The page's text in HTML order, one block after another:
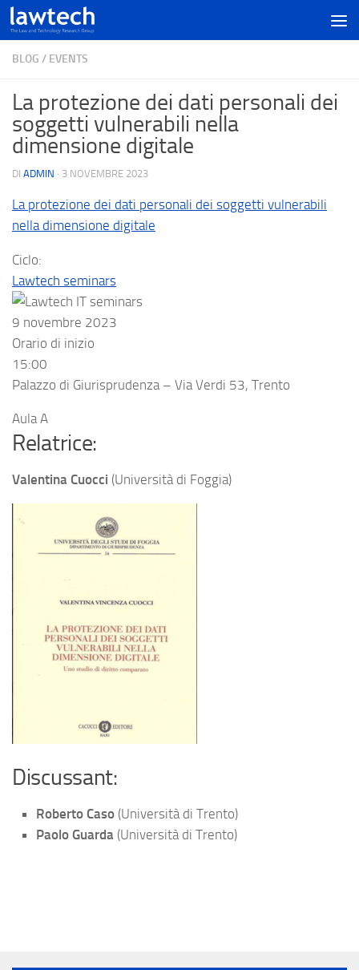
BLOG / EVENTS
La protezione dei dati personali dei
soggetti vulnerabili nella
dimensione digitale
DI ADMIN · 3 NOVEMBRE 2023
La protezione dei dati personali dei soggetti vulnerabili
nella dimensione digitale
Ciclo:
Lawtech seminars
9 novembre 2023
Orario di inizio
15:00
Palazzo di Giurisprudenza – Via Verdi 53, Trento
Aula A
Relatrice:
Valentina Cuocci (Università di Foggia)
Discussant:
Roberto Caso (Università di Trento)
Paolo Guarda (Università di Trento)